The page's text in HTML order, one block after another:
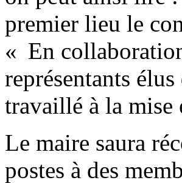
premier lieu le
« En
représentants
travaillé à la
Le maire saura
postes à des